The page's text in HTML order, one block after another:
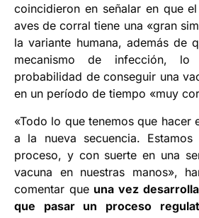
coincidieron en señalar en que
aves de corral tiene una «gran
la variante humana, además de
mecanismo de infección,
probabilidad de conseguir una
en un período de tiempo «muy
«Todo lo que tenemos que hacer
a la nueva secuencia.
proceso, y con suerte en una
vacuna en nuestras manos»,
comentar que una vez
que pasar un proceso